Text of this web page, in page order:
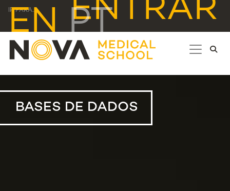
IR PARA... ENTRAR
EN PT
BASES DE DADOS